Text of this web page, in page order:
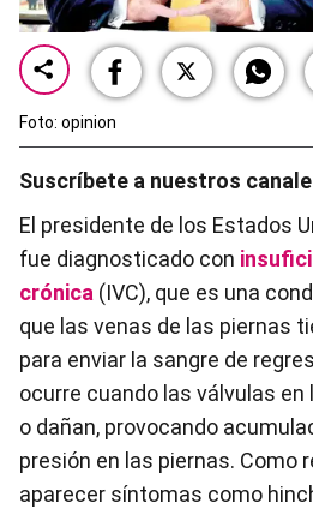
Foto: opinion
Suscríbete a nuestros
El presidente de los Estados
fue diagnosticado con
crónica (IVC), que es una
que las venas de las piernas
para enviar la sangre de
ocurre cuando las válvulas
o dañan, provocando
presión en las piernas. Como
aparecer síntomas como